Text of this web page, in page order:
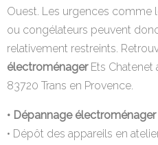
Ouest. Les urgences comme
ou congélateurs peuvent
relativement restreints.
électroménagerEts Chatenet
83720 Trans en Provence.
• Dépannage
• Dépôt des appareils en